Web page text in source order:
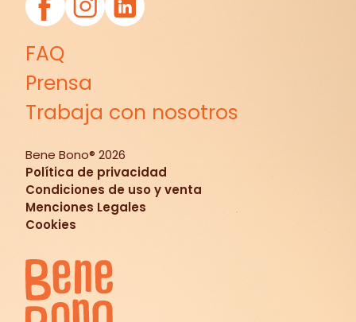
FAQ
Prensa
Trabaja con nosotros
Bene Bono® 2026
Política de privacidad
Condiciones de uso y venta
Menciones Legales
Cookies